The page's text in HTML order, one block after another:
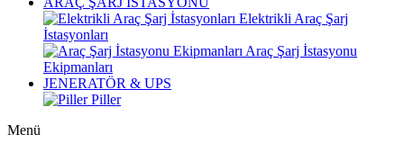
Elektrikli Araç Şarj
İstasyonları
Araç Şarj İstasyonu
Ekipmanları
JENERATÖR & UPS
Piller
Menü